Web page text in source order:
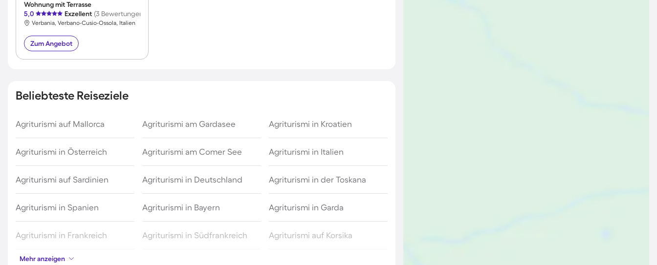
Wohnung mit Terrasse
5,0
Exzellent (3 Bewertungen)
Verbania, Verbano-Cusio-Ossola, Italien
Zum Angebot
Beliebteste Reiseziele
Agriturismi auf Mallorca Agriturismi am Gardasee Agriturismi in Kroatien
Agriturismi in Österreich Agriturismi am Comer See Agriturismi in Italien
Agriturismi auf Sardinien Agriturismi in Deutschland Agriturismi in der Toskana
Agriturismi in Spanien Agriturismi in Bayern Agriturismi in Garda
Agriturismi in Frankreich Agriturismi in Südfrankreich Agriturismi auf Korsika
Agriturismi in der Schweiz
Mehr anzeigen